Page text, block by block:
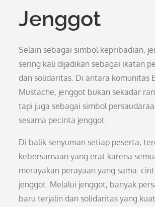
Jenggot
Selain sebagai simbol kepribadian,
sering kali dijadikan sebagai ikatan
dan solidaritas. Di antara komunitas
Mustache, jenggot bukan sekadar
tapi juga sebagai simbol
sesama pecinta jenggot.
Di balik senyuman setiap peserta,
kebersamaan yang erat karena
merayakan perayaan yang sama:
jenggot. Melalui jenggot, banyak
baru terjalin dan solidaritas yang